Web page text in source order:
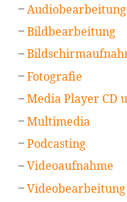
Audiobearbeitung
Bildbearbeitung
Fotografie
Media Player CD
Multimedia
Podcasting
Videoaufnahme
Videobearbeitung